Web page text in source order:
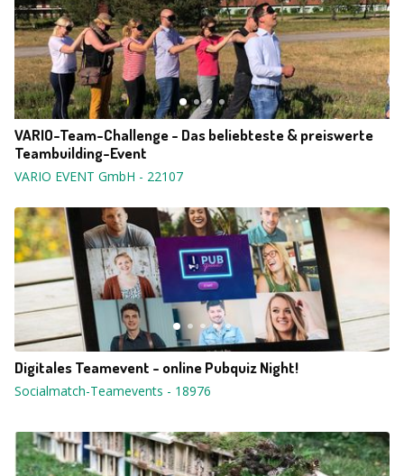
VARIO-Team-Challenge - Das beliebteste & preiswerte
Teambuilding-Event
VARIO EVENT GmbH - 22107
Digitales Teamevent - online Pubquiz Night!
Socialmatch-Teamevents - 18976